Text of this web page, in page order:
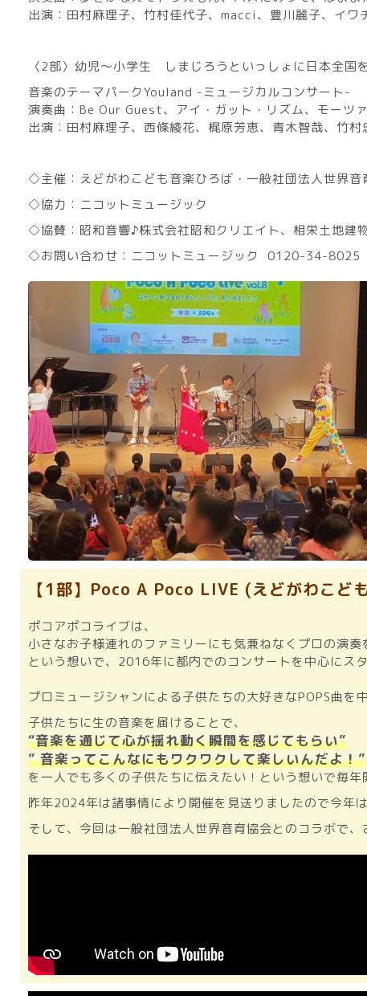
出演：田村麻理子、竹村佳代子、macci、豊川麗子、イワ
〈2部〉幼児〜小学生 しまじろうといっしょに日本全国
音楽のテーマパークYouland -ミュージカルコンサート-
演奏曲：Be Our Guest、アイ・ガット・リズム、モーツ
出演：田村麻理子、 西條綾花、 梶原芳恵、青木智哉、竹村
◇主催：えどがわこども音楽ひろば・一般社団法人世界音
◇協力：ニコットミュージック
◇協賛：昭和音響♪株式会社昭和クリエイト、相栄土地建
◇お問い合わせ：ニコットミュージック 0120-34-8025
【1部】Poco A Poco LIVE (えどがわこど
ポコアポコライブは、
小さなお子様連れのファミリーにも気兼ねなくプロの演
という想いで、2016年に都内でのコンサートを中心にスタ
プロミュージシャンによる子供たちの大好きなPOPS曲を
子供たちに生の音楽を届けることで、
“音楽を通じて心が揺れ動く瞬間を感じてもらい”
” 音楽ってこんなにもワクワクして楽しいんだよ！”
を一人でも多くの子供たちに伝えたい！という想いで毎年
昨年2024年は諸事情により開催を見送りましたので今年
そして、今回は一般社団法人世界音育協会とのコラボで